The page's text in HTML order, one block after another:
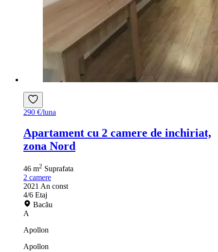
290 €/luna
Apartament cu 2 camere de inchiriat,
zona Nord
46 m2 Suprafata
2 camere
2021 An const
4/6 Etaj
Bacău
A
Apollon
Apollon